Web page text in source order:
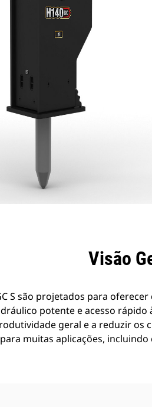
Visão
S são projetados para
potente e acesso rápido
geral e a reduzir os
muitas aplicações,